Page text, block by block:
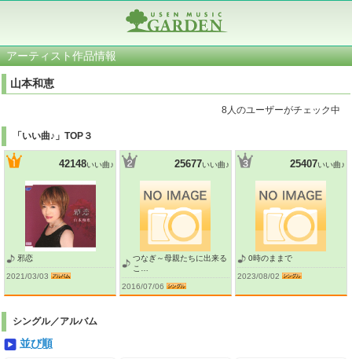
アーティスト作品情報
山本和恵
8人のユーザーがチェック中
「いい曲♪」TOP３
42148いい曲♪
邪恋
2021/03/03
25677いい曲♪
つなぎ～母親たちに出来る
こ…
2016/07/06
25407いい曲♪
0時のままで
2023/08/02
シングル／アルバム
並び順